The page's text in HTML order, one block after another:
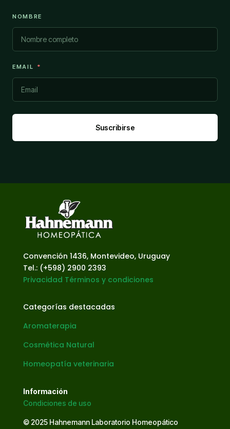
NOMBRE
EMAIL
Suscribirse
Convención 1436, Montevideo, Uruguay
Tel.: (+598) 2900 2393
Privacidad Términos y condiciones
Categorías destacadas
Aromaterapia
Cosmética Natural
Homeopatía veterinaria
Información
Condiciones de uso
© 2025 Hahnemann Laboratorio Homeopático